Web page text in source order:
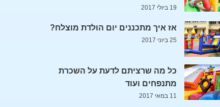
19 ביולי 2017
אז איך מתכננים יום הולדת מוצלח?
25 ביוני 2017
כל מה שרציתם לדעת על השכרת
מתנפחים ועוד
11 במאי 2017